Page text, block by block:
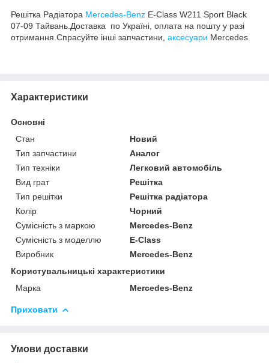
Решітка Радіатора Mercedes-Benz E-Class W211 Sport Black
07-09 Тайвань.Доставка по Україні, оплата на пошту у разі
отримання.Спрасуйте інші запчастини, аксесуари Mercedes
Характеристики
Основні
Стан
Новий
Тип запчастини
Аналог
Тип техніки
Легковий автомобіль
Вид грат
Решітка
Тип решітки
Решітка радіатора
Колір
Чорний
Сумісність з маркою
Mercedes-Benz
Сумісність з моделлю
E-Class
Виробник
Mercedes-Benz
Користувальницькі характеристики
Марка
Mercedes-Benz
Приховати
Умови доставки